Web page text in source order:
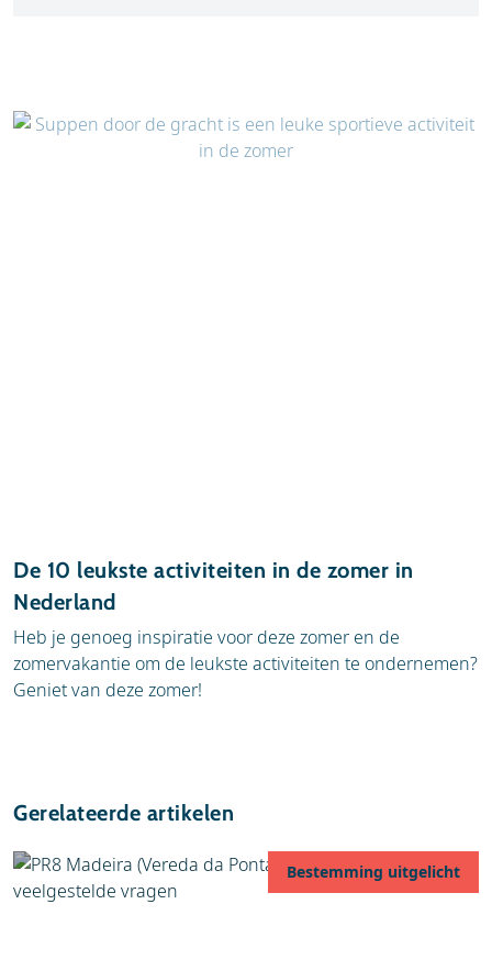
De 10 leukste activiteiten in de zomer in
Nederland
Heb je genoeg inspiratie voor deze zomer en de
zomervakantie om de leukste activiteiten te ondernemen?
Geniet van deze zomer!
Gerelateerde artikelen
Bestemming uitgelicht